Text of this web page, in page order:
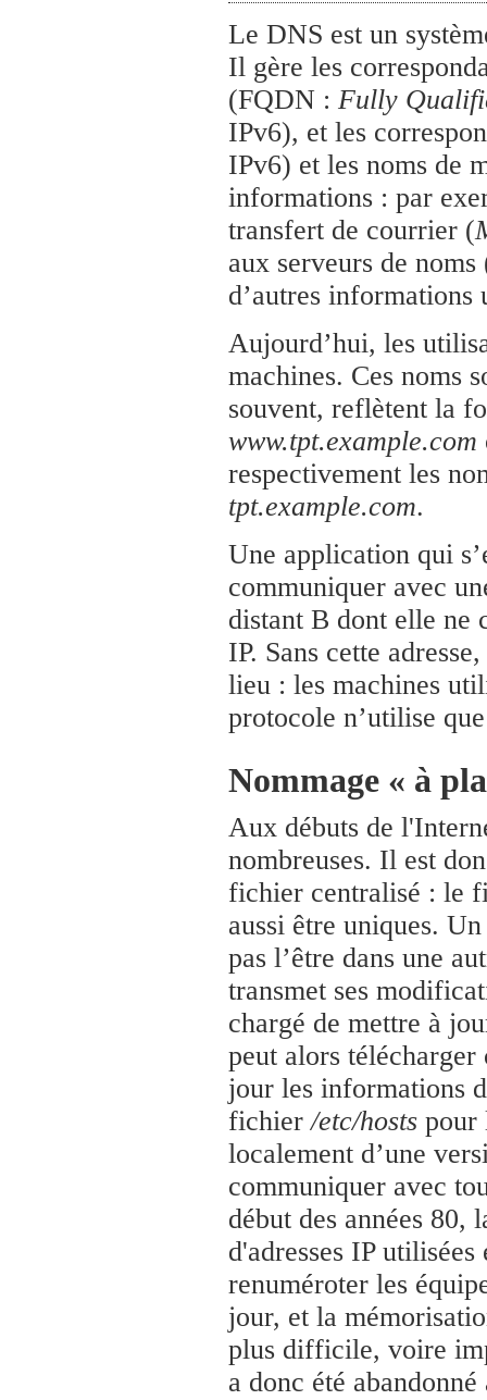
Le DNS est un
Il gère les
(FQDN : Fully
IPv6), et les
IPv6) et les noms de
informations : par
transfert de courrier (
aux serveurs de noms
d’autres
Aujourd’hui, les
machines. Ces noms
souvent, reflètent la
www.tpt.example.com
respectivement les
tpt.example.com.
Une application qui
communiquer avec
distant B dont elle ne
IP. Sans cette
lieu : les machines
protocole n’utilise
Nommage « à
Aux débuts de
nombreuses. Il est
fichier centralisé : le
aussi être uniques.
pas l’être dans une
transmet ses
chargé de mettre à
peut alors
jour les informations
fichier/etc/hosts pour
localement d’une
communiquer avec
début des années 80,
d'adresses IP
renuméroter les
jour, et la
plus difficile, voire
a donc été